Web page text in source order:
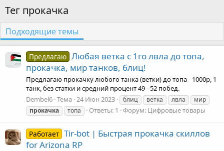
Тег прокачка
Подходящие темы
Предлагаю Любая ветка с 1го лвла до топа,
прокачка, мир танков, блиц!
Предлагаю прокачку любого танка (ветки) до топа - 1000р, 1
танк, без статки и средний процент 49 - 52 побед.
Dembel6 Тема 24 Июн 2023 блиц ветка лвла
мир
прокачка
топа Ответы: 1 Форум: Цифровые товары
Работает Tir-bot | Быстрая прокачка скиллов
for Arizona RP